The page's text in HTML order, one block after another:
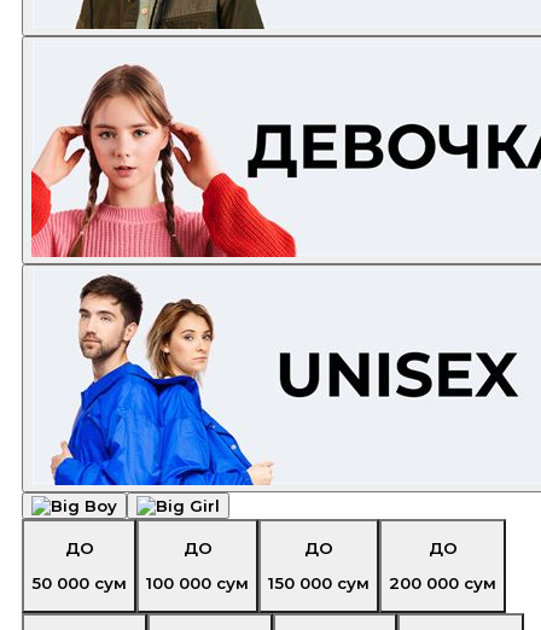
ДО
50 000 сум
ДО
100 000 сум
ДО
150 000 сум
ДО
200 000 сум